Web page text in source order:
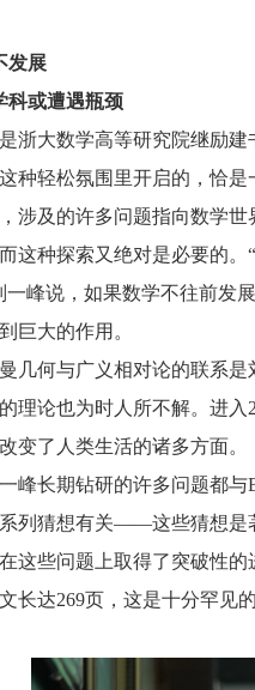
发展
科或遭遇瓶颈
大数学高等研究院继励建
轻松氛围里开启的，恰是
涉及的许多问题指向数学世
种探索又绝对是必要的。“
一峰说，如果数学不往前发
巨大的作用。
何与广义相对论的联系是
理论也为时人所不解。进入
变了人类生活的诸多方面。
长期钻研的许多问题都与
列猜想有关——这些猜想是
这些问题上取得了突破性
长达269页，这是十分罕见